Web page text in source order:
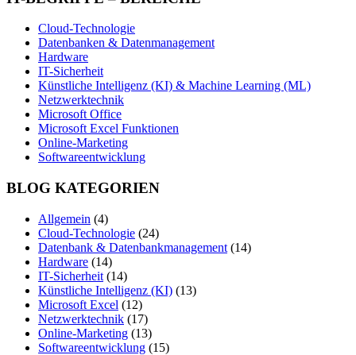
Cloud-Technologie
Datenbanken & Datenmanagement
Hardware
IT-Sicherheit
Künstliche Intelligenz (KI) & Machine Learning (ML)
Netzwerktechnik
Microsoft Office
Microsoft Excel Funktionen
Online-Marketing
Softwareentwicklung
BLOG KATEGORIEN
Allgemein (4)
Cloud-Technologie (24)
Datenbank & Datenbankmanagement (14)
Hardware (14)
IT-Sicherheit (14)
Künstliche Intelligenz (KI) (13)
Microsoft Excel (12)
Netzwerktechnik (17)
Online-Marketing (13)
Softwareentwicklung (15)